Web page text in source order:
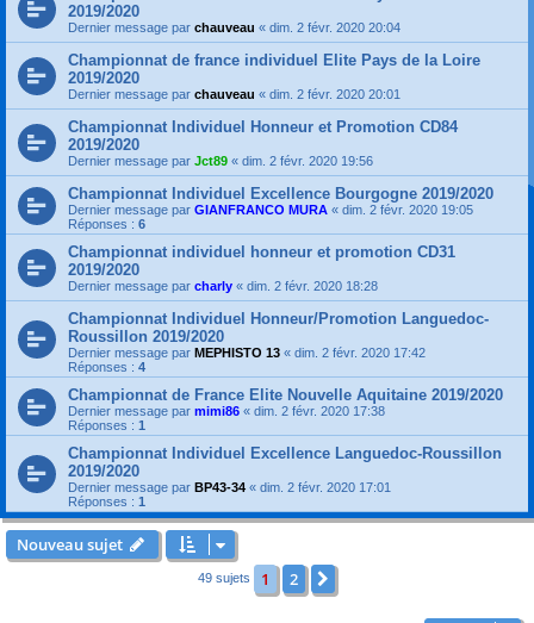
2019/2020
Dernier message par chauveau « dim. 2 févr. 2020 20:04
Championnat de france individuel Elite Pays de la Loire
2019/2020
Dernier message par chauveau « dim. 2 févr. 2020 20:01
Championnat Individuel Honneur et Promotion CD84
2019/2020
Dernier message par Jct89 « dim. 2 févr. 2020 19:56
Championnat Individuel Excellence Bourgogne 2019/2020
Dernier message par GIANFRANCO MURA « dim. 2 févr. 2020 19:05
Réponses : 6
Championnat individuel honneur et promotion CD31
2019/2020
Dernier message par charly « dim. 2 févr. 2020 18:28
Championnat Individuel Honneur/Promotion Languedoc-
Roussillon 2019/2020
Dernier message par MEPHISTO 13 « dim. 2 févr. 2020 17:42
Réponses : 4
Championnat de France Elite Nouvelle Aquitaine 2019/2020
Dernier message par mimi86 « dim. 2 févr. 2020 17:38
Réponses : 1
Championnat Individuel Excellence Languedoc-Roussillon
2019/2020
Dernier message par BP43-34 « dim. 2 févr. 2020 17:01
Réponses : 1
Nouveau sujet
49 sujets 1 2